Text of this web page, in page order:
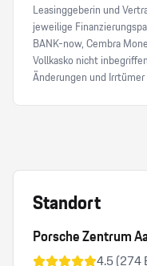
Leasinggeberin und
jeweilige
BANK-now, Cembra
Vollkasko nicht
Änderungen und
Standort
Porsche Zentrum
4.5(274